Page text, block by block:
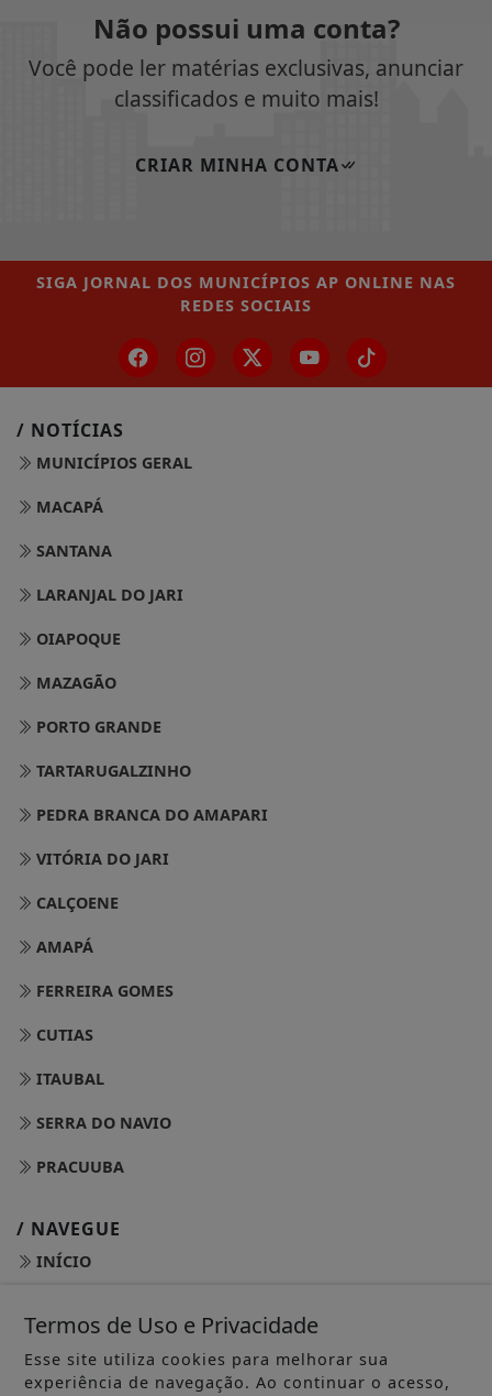
Não possui uma conta?
Você pode ler matérias exclusivas, anunciar
classificados e muito mais!
CRIAR MINHA CONTA
SIGA JORNAL DOS MUNICÍPIOS AP ONLINE NAS
REDES SOCIAIS
/ NOTÍCIAS
MUNICÍPIOS GERAL
MACAPÁ
SANTANA
LARANJAL DO JARI
OIAPOQUE
MAZAGÃO
PORTO GRANDE
TARTARUGALZINHO
PEDRA BRANCA DO AMAPARI
VITÓRIA DO JARI
CALÇOENE
AMAPÁ
FERREIRA GOMES
CUTIAS
ITAUBAL
SERRA DO NAVIO
PRACUUBA
/ NAVEGUE
INÍCIO
PAINEL DO LEITOR
Termos de Uso e Privacidade
Esse site utiliza cookies para melhorar sua
experiência de navegação. Ao continuar o acesso,